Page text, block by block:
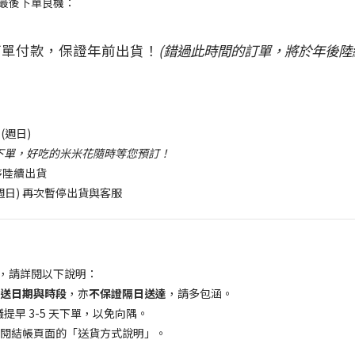
付款，保證年前出貨！ (錯過此時間的訂單，將於年後
週日)
，好吃的米米花隨時等您預訂！
續出貨
) 再次暫停出貨與客服
請詳閱以下說明：
日期與時段 ，亦不保證隔日送達 ，請多包涵。
早 3-5 天下單，以免向隅。
結帳頁面的「送貨方式說明」。